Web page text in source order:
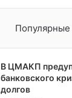
Популярные
В ЦМАКП
банковского
долгов